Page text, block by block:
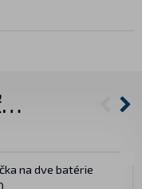
na dve batérie